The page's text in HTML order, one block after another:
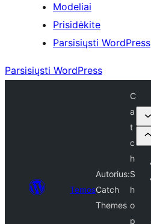
Modeliai
Prisidėkite
Parsisiųsti WordPress
Parsisiųsti WordPress
Temos
Autorius:
Catch
Themes
C
a
t
c
h
S
h
o
p